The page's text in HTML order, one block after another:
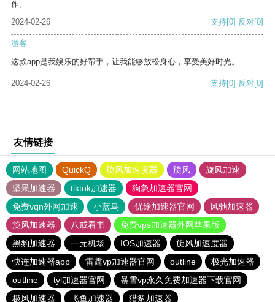
作。
2024-02-26
支持[0] 反对[0]
游客
这款app是我娱乐的好帮手，让我能够放松身心，享受美好时光。
2024-02-26 支持[0] 反对[0]
友情链接
网站地图 QuickQ 旋风加速度器 旋风
旋风加速
坚果加速器
tiktok加速器
狗急加速器官网
免费vqn外网加速
小蓝鸟 优途加速器官网
风驰加速器
旋风加速器
八戒看书
免费vps加速器外网苹果版
黑豹加速器
一元机场 IOS加速器
旋风加速度器
快连加速器app
雷霆vp加速器官网 outline
极光加速器
outline
tyl加速器官网
暴雪vp永久免费加速器下载官网
极风加速器
飞鱼加速器 猎豹加速器